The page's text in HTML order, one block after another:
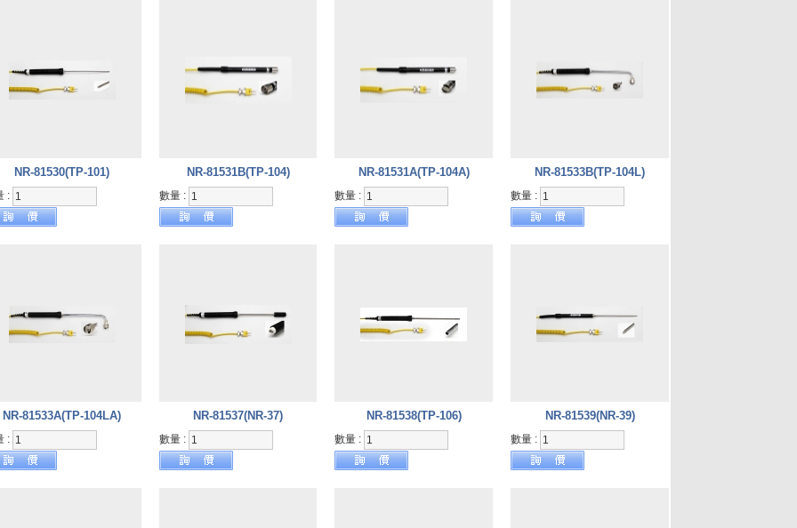
NR-81530(TP-101)
:
NR-81531B(TP-104)
數量 :
NR-81531A(TP-104A)
數量 :
NR-81533B(TP-104L)
數量 :
NR-81533A(TP-104LA)
:
NR-81537(NR-37)
數量 :
NR-81538(TP-106)
數量 :
NR-81539(NR-39)
數量 :